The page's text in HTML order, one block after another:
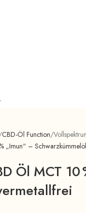
REMOVE IT…
CBD-Öl Function
Öl MCT